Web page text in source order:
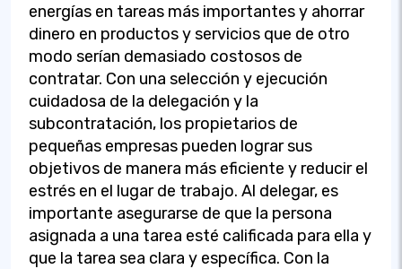
energías en tareas más importantes y ahorrar
dinero en productos y servicios que de otro
modo serían demasiado costosos de
contratar. Con una selección y ejecución
cuidadosa de la delegación y la
subcontratación, los propietarios de
pequeñas empresas pueden lograr sus
objetivos de manera más eficiente y reducir el
estrés en el lugar de trabajo. Al delegar, es
importante asegurarse de que la persona
asignada a una tarea esté calificada para ella y
que la tarea sea clara y específica. Con la